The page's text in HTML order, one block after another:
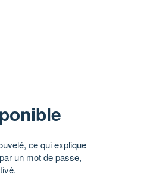
ce qui explique
un mot de passe,